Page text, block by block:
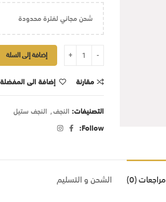
شحن مجاني لفترة محدودة
إضافة إلى السلة
مقارنة إضافة الى المفضلة
التصنيفات: النجف, النجف ستيل
Follow:
مراجعات (0) الشحن و التسليم